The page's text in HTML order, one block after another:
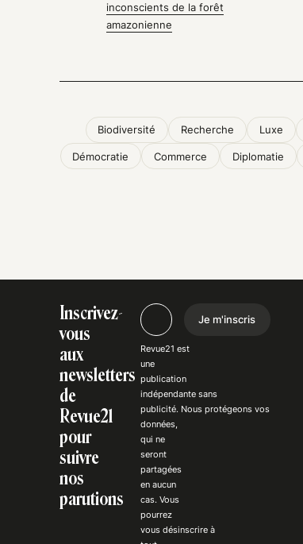
inconscients de la forêt
amazonienne
Biodiversité Recherche Luxe
Démocratie Commerce Diplomatie
Inscrivez-
vous
aux
newsletters
de
Revue21
pour
suivre
nos
parutions
Je m'inscris
Revue21 est
une
publication
indépendantesans
publicité. Nousprotégeons vos
données,
qui ne
seront
partagées
en aucun
cas. Vous
pourrez
vousdésinscrire à